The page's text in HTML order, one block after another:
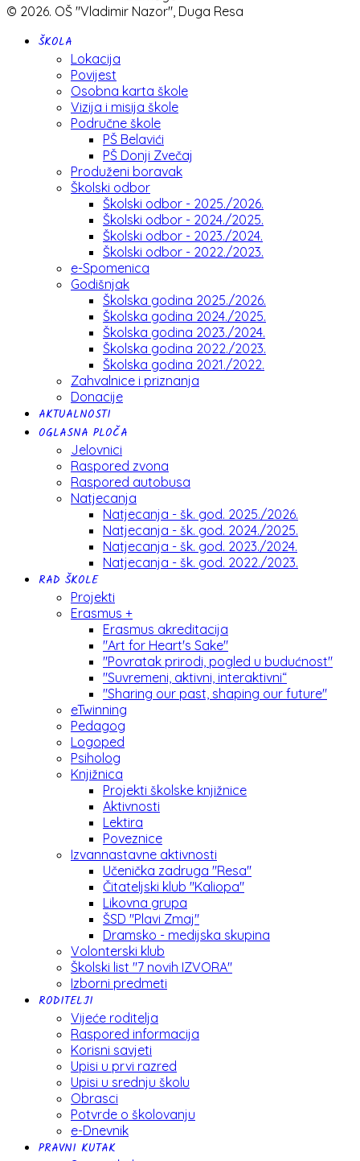
© 2026. OŠ "Vladimir Nazor", Duga Resa
ŠKOLA
Lokacija
Povijest
Osobna karta škole
Vizija i misija škole
Područne škole
PŠ Belavići
PŠ Donji Zvečaj
Produženi boravak
Školski odbor
Školski odbor - 2025./2026.
Školski odbor - 2024./2025.
Školski odbor - 2023./2024.
Školski odbor - 2022./2023.
e-Spomenica
Godišnjak
Školska godina 2025./2026.
Školska godina 2024./2025.
Školska godina 2023./2024.
Školska godina 2022./2023.
Školska godina 2021./2022.
Zahvalnice i priznanja
Donacije
AKTUALNOSTI
OGLASNA PLOČA
Jelovnici
Raspored zvona
Raspored autobusa
Natjecanja
Natjecanja - šk. god. 2025./2026.
Natjecanja - šk. god. 2024./2025.
Natjecanja - šk. god. 2023./2024.
Natjecanja - šk. god. 2022./2023.
RAD ŠKOLE
Projekti
Erasmus +
Erasmus akreditacija
"Art for Heart's Sake"
"Povratak prirodi, pogled u budućnost"
"Suvremeni, aktivni, interaktivni“
"Sharing our past, shaping our future"
eTwinning
Pedagog
Logoped
Psiholog
Knjižnica
Projekti školske knjižnice
Aktivnosti
Lektira
Poveznice
Izvannastavne aktivnosti
Učenička zadruga "Resa"
Čitateljski klub "Kaliopa"
Likovna grupa
ŠSD "Plavi Zmaj"
Dramsko - medijska skupina
Volonterski klub
Školski list "7 novih IZVORA"
Izborni predmeti
RODITELJI
Vijeće roditelja
Raspored informacija
Korisni savjeti
Upisi u prvi razred
Upisi u srednju školu
Obrasci
Potvrde o školovanju
e-Dnevnik
PRAVNI KUTAK